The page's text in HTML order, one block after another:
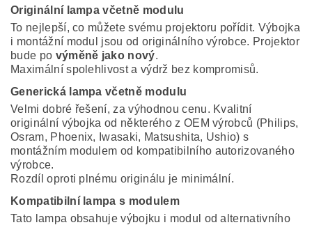
Originální lampa včetně modulu
To nejlepší, co můžete svému projektoru pořídit. Výbojka
i montážní modul jsou od originálního výrobce. Projektor
bude po výměně jako nový.
Maximální spolehlivost a výdrž bez kompromisů.
Generická lampa včetně modulu
Velmi dobré řešení, za výhodnou cenu. Kvalitní
originální výbojka od některého z OEM výrobců (Philips,
Osram, Phoenix, Iwasaki, Matsushita, Ushio) s
montážním modulem od kompatibilního autorizovaného
výrobce.
Rozdíl oproti plnému originálu je minimální.
Kompatibilní lampa s modulem
Tato lampa obsahuje výbojku i modul od alternativního